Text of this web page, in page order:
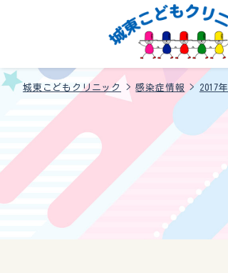
城東こどもクリニック >感染症情報 > 2017年